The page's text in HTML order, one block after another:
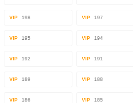
VIP 198 VIP 197
VIP 195 VIP 194
VIP 192 VIP 191
VIP 189 VIP 188
VIP 186 VIP 185